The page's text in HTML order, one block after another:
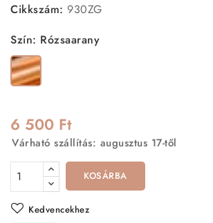
Cikkszám: 930ZG
Szín: Rózsaarany
Rózsaarany
6 500 Ft
Várható szállítás: augusztus 17-től
KOSÁRBA
Kedvencekhez